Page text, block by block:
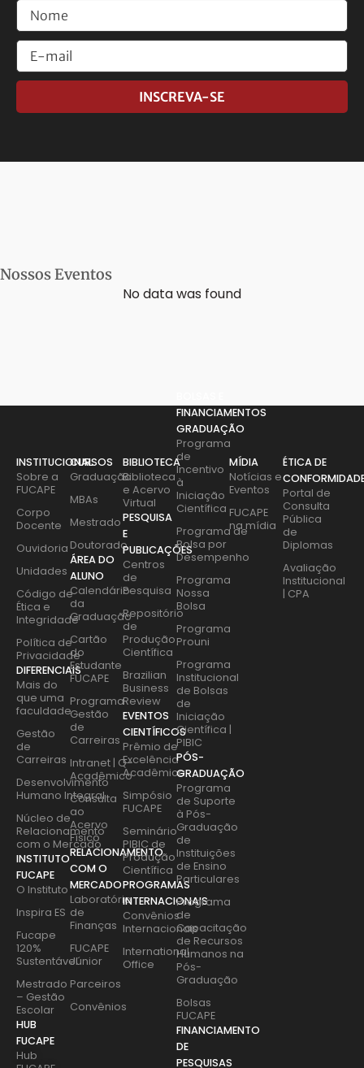
INSCREVA-SE
Nossos Eventos
No data was found
INSTITUCIONAL
Sobre a
FUCAPE
Corpo
Docente
Ouvidoria
Unidades
Código de
Ética e
Integridade
Política de
Privacidade
DIFERENCIAIS
Mais do
que uma
faculdade
Gestão
de
Carreiras
Desenvolvimento
Humano Integral
Núcleo de
Relacionamento
com o Mercado
INSTITUTO
FUCAPE
O Instituto
Inspira ES
Fucape
120%
Sustentável
Mestrado
– Gestão
Escolar
HUB
FUCAPE
Hub
CURSOS
Graduação
MBAs
Mestrado
Doutorado
ÁREA DO
ALUNO
Calendário
da
Graduação
Cartão
do
Estudante
FUCAPE
Programa
Gestão
de
Carreiras
Intranet | Q-
Acadêmico
Consulta
ao
Acervo
Físico
RELACIONAMENTO
COM O
MERCADO
Laboratório
de
Finanças
FUCAPE
Júnior
Parceiros
Convênios
BIBLIOTECA
Biblioteca
e Acervo
Virtual
PESQUISA
E
PUBLICAÇÕES
Centros
de
Pesquisa
Repositório
de
Produção
Científica
Brazilian
Business
Review
EVENTOS
CIENTÍFICOS
Prêmio de
Excelência
Acadêmica
Simpósio
FUCAPE
Seminário
PIBIC de
Produção
Científica
PROGRAMAS
INTERNACIONAIS
Convênios
Internacionais
International
Office
FINANCIAMENTOS
GRADUAÇÃO
Programa
de
Incentivo
à
Iniciação
Científica
Programa de
Bolsa por
Desempenho
Programa
Nossa
Bolsa
Programa
Prouni
Programa
Institucional
de Bolsas
de
Iniciação
Científica |
PIBIC
PÓS-
GRADUAÇÃO
Programa
de Suporte
à Pós-
Graduação
de
Instituições
de Ensino
Particulares
Programa
de
Capacitação
de Recursos
Humanos na
Pós-
Graduação
Bolsas
FUCAPE
FINANCIAMENTO
DE
PESQUISAS
MÍDIA
Notícias e
Eventos
FUCAPE
na mídia
ÉTICA DE
Portal de
Consulta
Pública
de
Diplomas
Avaliação
Institucional
| CPA